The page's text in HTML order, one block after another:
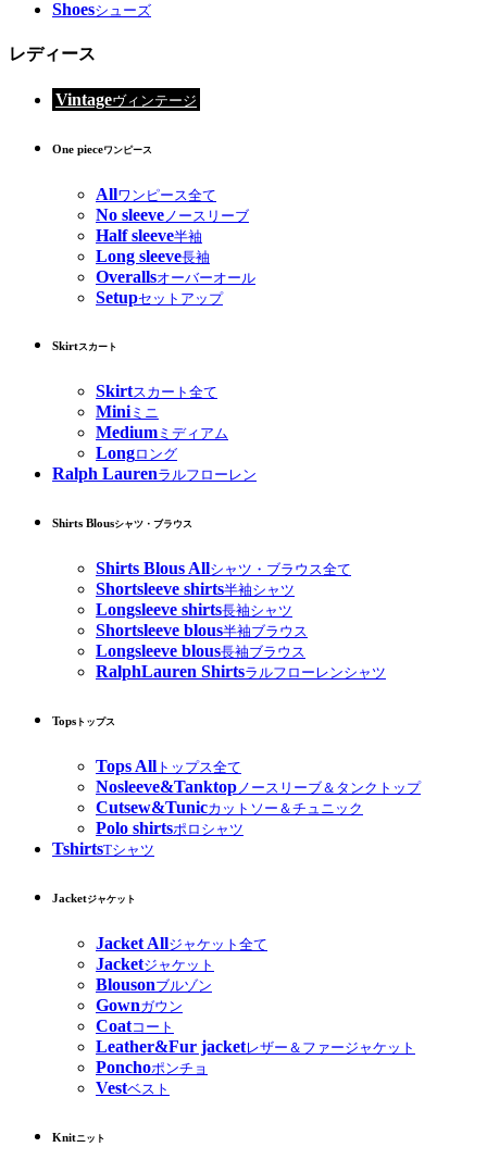
Shoesシューズ
レディース
Vintageヴィンテージ
One pieceワンピース
Allワンピース全て
No sleeve ノースリーブ
Half sleeve半袖
Long sleeve長袖
Overallsオーバーオール
Setupセットアップ
Skirtスカート
Skirtスカート全て
Miniミニ
Medium ミディアム
Longロング
Ralph Laurenラルフローレン
Shirts Blousシャツ・ブラウス
Shirts Blous Allシャツ・ブラウス全て
Shortsleeve shirts半袖シャツ
Longsleeve shirts長袖シャツ
Shortsleeve blous半袖ブラウス
Longsleeve blous長袖ブラウス
RalphLauren Shirtsラルフローレンシャツ
Tops トップス
Tops All トップス全て
Nosleeve&Tanktopノースリーブ＆タンクトップ
Cutsew&Tunicカットソー＆チュニック
Polo shirtsポロシャツ
TshirtsTシャツ
Jacketジャケット
Jacket Allジャケット全て
Jacketジャケット
Blousonブルゾン
Gownガウン
Coatコート
Leather&Fur jacketレザー＆ファージャケット
Ponchoポンチョ
Vestベスト
Knitニット